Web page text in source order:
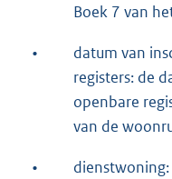
Boek 7 van
•
datum van
registers: de
openbare
van de
•